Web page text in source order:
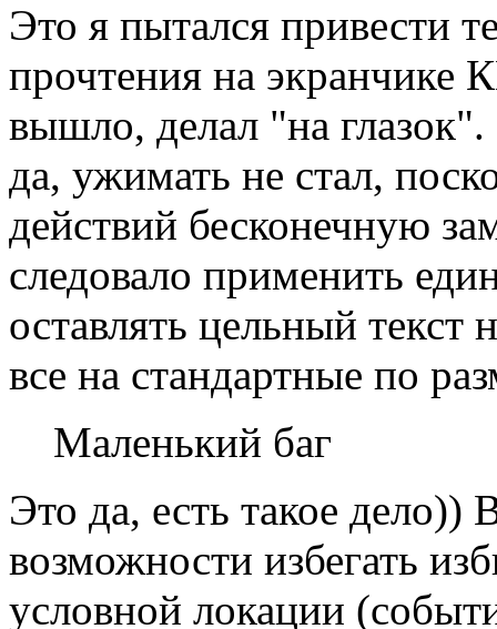
Это я пытался привести
прочтения на экранчике
вышло, делал "на
да, ужимать не стал,
действий бесконечную
следовало применить
оставлять цельный текст
все на стандартные по
Маленький баг
Это да, есть такое дело))
возможности избегать
условной локации